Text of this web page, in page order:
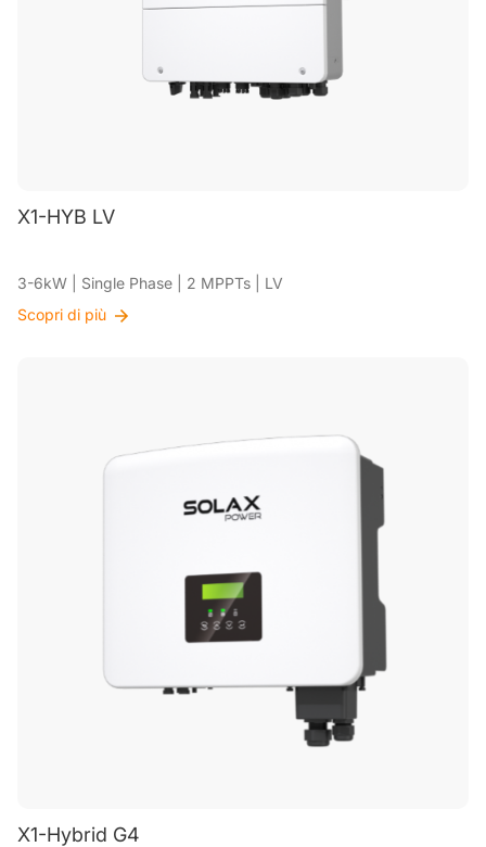
X1-HYB LV
3-6kW | Single Phase | 2 MPPTs | LV
Scopri di più
X1-Hybrid G4